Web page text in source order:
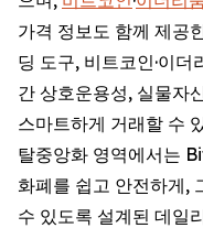
가격 정보도 함께 제공
딩 도구, 비트코인·이더
간 상호운용성, 실물자
스마트하게 거래할 수
탈중앙화 영역에서는
화폐를 쉽고 안전하게,
수 있도록 설계된 데일